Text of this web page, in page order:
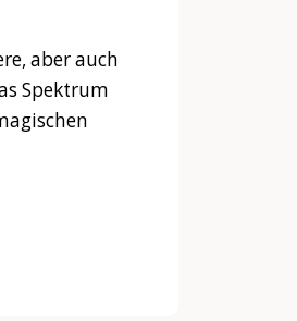
aber auch
Spektrum